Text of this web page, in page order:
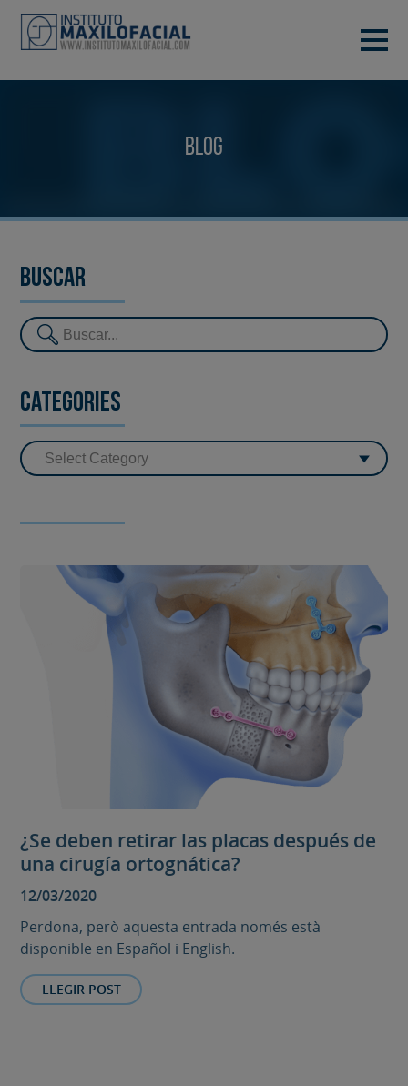
Blog
Buscar
Categories
¿Se deben retirar las placas después de
una cirugía ortognática?
12/03/2020
Perdona, però aquesta entrada només està
disponible en Español i English.
LLEGIR POST